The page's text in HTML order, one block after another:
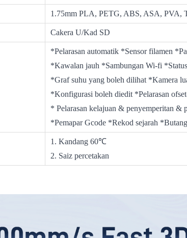
1.75mm PLA, PETG, ABS, ASA,
Cakera U/Kad SD
*Pelarasan automatik *Sensor filamen
*Kawalan jauh *Sambungan Wi-fi
*Graf suhu yang boleh dilihat *Kamera
*Konfigurasi boleh diedit *Pelarasan
* Pelarasan kelajuan & penyemperitan &
*Pemapar Gcode *Rekod sejarah
1. Kandang 60℃
2. Saiz percetakan